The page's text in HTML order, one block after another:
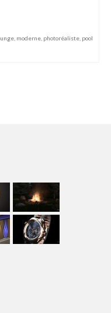
moderne photoréaliste pool